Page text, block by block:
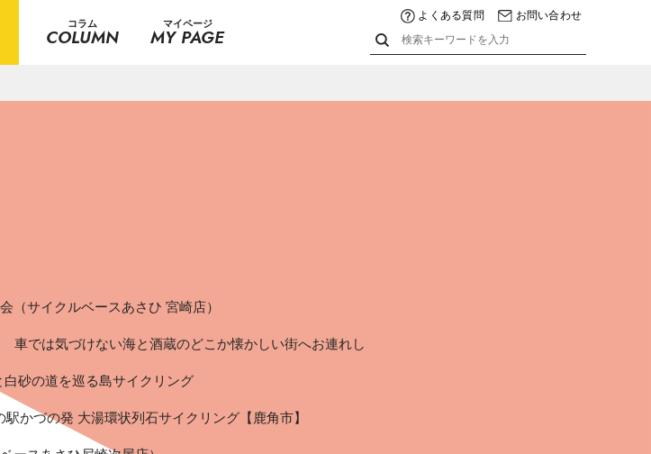
コラム
COLUMN
マイページ
MY PAGE
よくある質問 お問い合わせ
（サイクルベースあさひ 宮崎店）
車では気づけない海と酒蔵のどこか懐かしい街へお連れし
白砂の道を巡る島サイクリング
かづの発 大湯環状列石サイクリング【鹿角市】